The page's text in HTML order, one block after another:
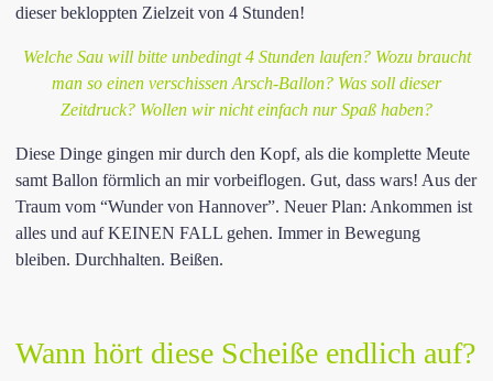
dieser bekloppten Zielzeit von 4 Stunden!
Welche Sau will bitte unbedingt 4 Stunden laufen? Wozu braucht
man so einen verschissen Arsch-Ballon? Was soll dieser
Zeitdruck? Wollen wir nicht einfach nur Spaß haben?
Diese Dinge gingen mir durch den Kopf, als die komplette Meute
samt Ballon förmlich an mir vorbeiflogen. Gut, dass wars! Aus der
Traum vom “Wunder von Hannover”. Neuer Plan: Ankommen ist
alles und auf KEINEN FALL gehen. Immer in Bewegung
bleiben. Durchhalten. Beißen.
Wann hört diese Scheiße endlich auf?